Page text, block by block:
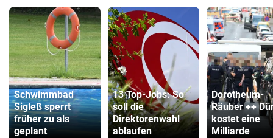
Schwimmbad
Sigleß sperrt
früher zu als
geplant
13 Top-Jobs: So
soll die
Direktorenwahl
ablaufen
Dorotheum-
Räuber ++
kostet eine
Milliarde